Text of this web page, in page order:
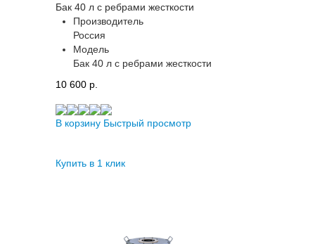
Бак 40 л с ребрами жесткости
Производитель
Россия
Модель
Бак 40 л с ребрами жесткости
10 600 p.
В корзину Быстрый просмотр
Купить в 1 клик